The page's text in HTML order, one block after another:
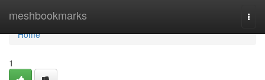
meshbookmarks
Home
Home
1